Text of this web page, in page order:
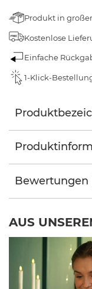
Produkt in
Kostenlose
Einfache
1-Klick-
Bewertungen
AUS